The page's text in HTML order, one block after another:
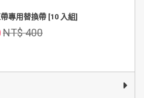
專用替換帶 [10 入組]
NT$ 400